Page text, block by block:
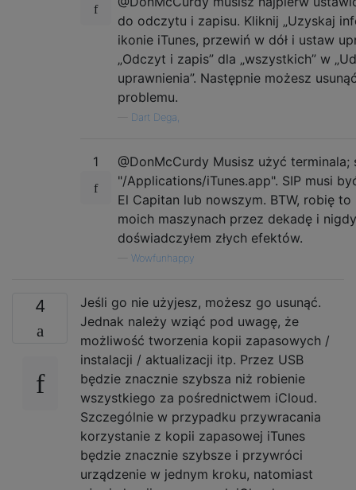
do odczytu i zapisu. Kliknij „Uzyskaj
ikonie iTunes, przewiń w dół i ustaw
„Odczyt i zapis” dla „wszystkich” w
uprawnienia”. Następnie możesz
problemu.
Dart Dega,
1
@DonMcCurdy Musisz użyć terminala;
"/Applications/iTunes.app". SIP musi
El Capitan lub nowszym. BTW, robię
moich maszynach przez dekadę i
doświadczyłem złych efektów.
Wowfunhappy
4
Jeśli go nie użyjesz, możesz go usunąć.
Jednak należy wziąć pod uwagę, że
możliwość tworzenia kopii zapasowych /
instalacji / aktualizacji itp. Przez USB
będzie znacznie szybsza niż robienie
wszystkiego za pośrednictwem iCloud.
Szczególnie w przypadku przywracania
korzystanie z kopii zapasowej iTunes
będzie znacznie szybsze i przywróci
urządzenie w jednym kroku, natomiast